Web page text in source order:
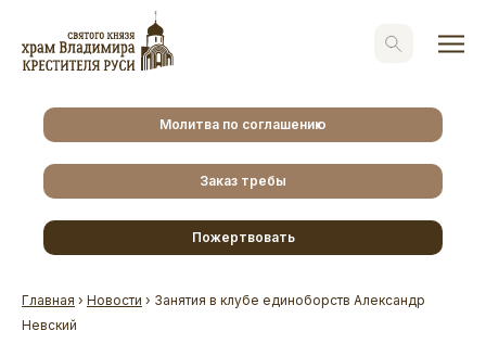
Молитва по соглашению
Заказ требы
Пожертвовать
Главная › Новости › Занятия в клубе единоборств Александр
Невский